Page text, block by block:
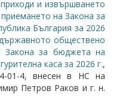
Абонирайте се!
и извършването
на Закона за
България за 2026
обществено
Закона за бюджета на
каса за 2026 г.,
01-4, внесен в НС на
Петров Раков и г. н.